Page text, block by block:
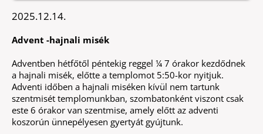
2025.12.14.
Advent -hajnali misék
Adventben hétfőtől péntekig reggel ¼ 7 órakor kezdődnek
a hajnali misék, előtte a templomot 5:50-kor nyitjuk.
Adventi időben a hajnali miséken kívül nem tartunk
szentmisét templomunkban, szombatonként viszont csak
este 6 órakor van szentmise, amely előtt az adventi
koszorún ünnepélyesen gyertyát gyújtunk.